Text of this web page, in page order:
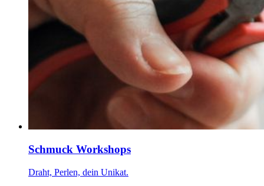
Schmuck Workshops
Draht, Perlen, dein Unikat.